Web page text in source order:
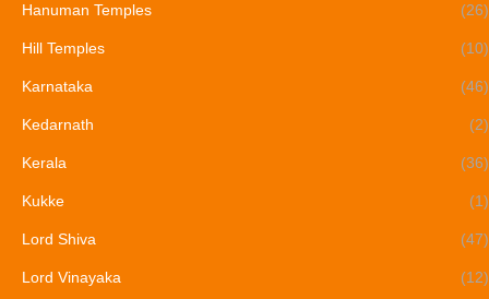
Hanuman Temples (26)
Hill Temples (10)
Karnataka (46)
Kedarnath (2)
Kerala (36)
Kukke (1)
Lord Shiva (47)
Lord Vinayaka (12)